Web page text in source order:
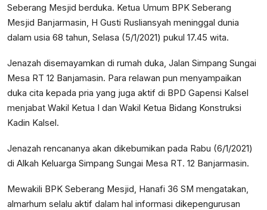
Seberang Mesjid berduka. Ketua Umum BPK Seberang
Mesjid Banjarmasin, H Gusti Rusliansyah meninggal dunia
dalam usia 68 tahun, Selasa (5/1/2021) pukul 17.45 wita.
Jenazah disemayamkan di rumah duka, Jalan Simpang Sungai
Mesa RT 12 Banjamasin. Para relawan pun menyampaikan
duka cita kepada pria yang juga aktif di BPD Gapensi Kalsel
menjabat Wakil Ketua I dan Wakil Ketua Bidang Konstruksi
Kadin Kalsel.
Jenazah rencananya akan dikebumikan pada Rabu (6/1/2021)
di Alkah Keluarga Simpang Sungai Mesa RT. 12 Banjarmasin.
Mewakili BPK Seberang Mesjid, Hanafi 36 SM mengatakan,
almarhum selalu aktif dalam hal informasi dikepengurusan